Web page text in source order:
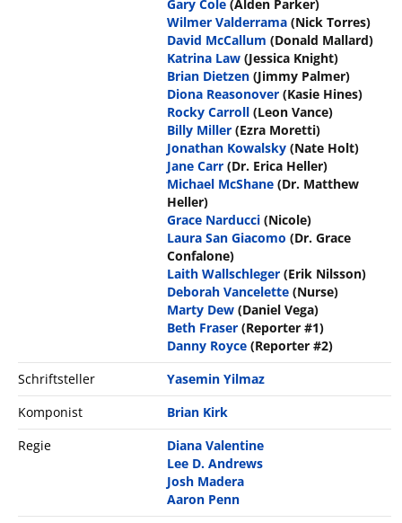
Gary Cole (Alden Parker)
Wilmer Valderrama (Nick Torres)
David McCallum (Donald Mallard)
Katrina Law (Jessica Knight)
Brian Dietzen (Jimmy Palmer)
Diona Reasonover (Kasie Hines)
Rocky Carroll (Leon Vance)
Billy Miller (Ezra Moretti)
Jonathan Kowalsky (Nate Holt)
Jane Carr (Dr. Erica Heller)
Michael McShane (Dr. Matthew
Heller)
Grace Narducci (Nicole)
Laura San Giacomo (Dr. Grace
Confalone)
Laith Wallschleger (Erik Nilsson)
Deborah Vancelette (Nurse)
Marty Dew (Daniel Vega)
Beth Fraser (Reporter #1)
Danny Royce (Reporter #2)
Schriftsteller
Yasemin Yilmaz
Komponist
Brian Kirk
Regie
Diana Valentine
Lee D. Andrews
Josh Madera
Aaron Penn